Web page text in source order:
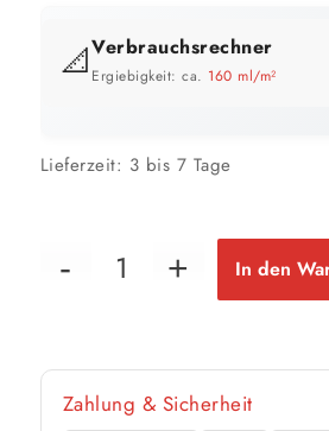
📐Verbrauchsrechner
Ergiebigkeit: ca. 160 ml/m²
1 Anstrich
bis ca.3 m²
2 Anstriche
Lieferzeit: 3 bis 7 Tage
In den
Zahlung & Sicherheit